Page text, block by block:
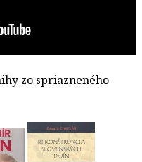
zo spriazneného